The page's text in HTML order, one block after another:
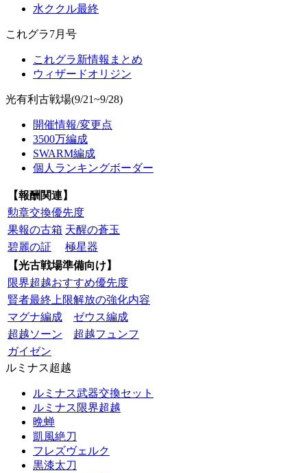
水ククル最終
これグラ7月号
これグラ新情報まとめ
ウィザードオリジン
光有利古戦場(9/21~9/28)
開催情報/変更点
3500万編成
SWARM編成
個人ランキングボーダー
【報酬関連】
勲章交換優先度
果報の古箱 天醒の蒼玉
碧麗の証
極星器
【光古戦場準備向け】
限界超越おすすめ優先度
賢者最終上限解放の強化内容
マグナ編成
ゼウス編成
超越ソーン
超越フュンフ
ガイゼン
ルミナス超越
ルミナス武器交換セット
ルミナス限界超越
晩蝉
凱風絶刀
フレズヴェルク
黒漆太刀